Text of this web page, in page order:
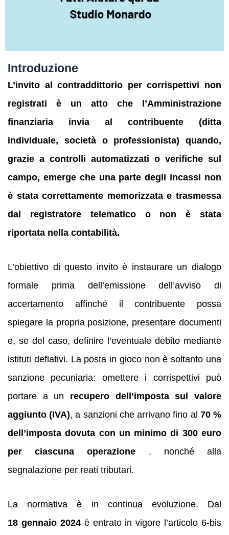
Introduzione
L’invito al contraddittorio per corrispettivi non
registrati è un atto che l’Amministrazione
finanziaria invia al contribuente (ditta
individuale, società o professionista) quando,
grazie a controlli automatizzati o verifiche sul
campo, emerge che una parte degli incassi non
è stata correttamente memorizzata e trasmessa
dal registratore telematico o non è stata
riportata nella contabilità.
L’obiettivo di questo invito è instaurare un dialogo
formale prima dell’emissione dell’avviso di
accertamento affinché il contribuente possa
spiegare la propria posizione, presentare documenti
e, se del caso, definire l’eventuale debito mediante
istituti deflativi. La posta in gioco non è soltanto una
sanzione pecuniaria: omettere i corrispettivi può
portare a un recupero dell’imposta sul valore
aggiunto (IVA), a sanzioni che arrivano fino al 70 %
dell’imposta dovuta con un minimo di 300 euro
per ciascuna operazione , nonché alla
segnalazione per reati tributari.
La normativa è in continua evoluzione. Dal
18 gennaio 2024è entrato in vigore l’articolo 6‑bis